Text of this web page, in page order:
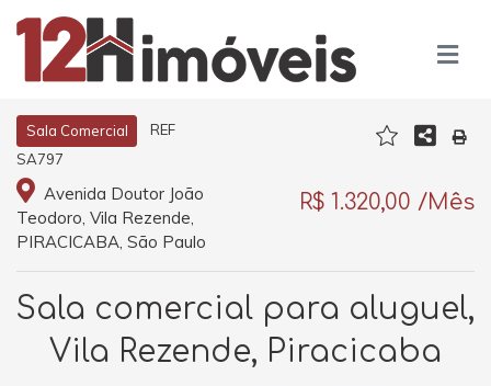
Sala Comercial
REF
SA797
Avenida Doutor João
Teodoro, Vila Rezende,
PIRACICABA, São Paulo
R$ 1.320,00 /Mês
Sala comercial para aluguel,
Vila Rezende, Piracicaba